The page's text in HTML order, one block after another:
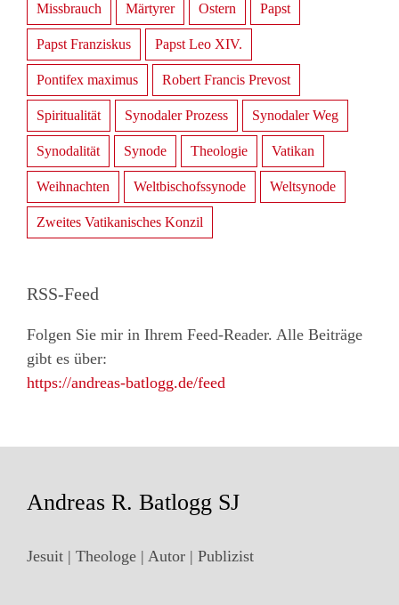
Missbrauch Märtyrer Ostern Papst
Papst Franziskus Papst Leo XIV.
Pontifex maximus Robert Francis Prevost
Spiritualität Synodaler Prozess Synodaler Weg
Synodalität Synode Theologie Vatikan
Weihnachten Weltbischofssynode Weltsynode
Zweites Vatikanisches Konzil
RSS-Feed
Folgen Sie mir in Ihrem Feed-Reader. Alle Beiträge
gibt es über:
https://andreas-batlogg.de/feed
Andreas R. Batlogg SJ
Jesuit | Theologe | Autor | Publizist